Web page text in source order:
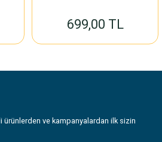
699,00 TL
ürünlerden ve kampanyalardan ilk sizin